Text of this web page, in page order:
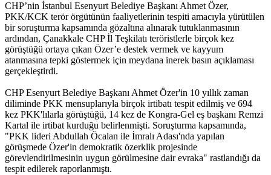
CHP’nin İstanbul Esenyurt Belediye Başkanı Ahmet Özer,
PKK/KCK terör örgütünün faaliyetlerinin tespiti amacıyla yürütülen
bir soruşturma kapsamında gözaltına alınarak tutuklanmasının
ardından, Çanakkale CHP İl Teşkilatı teröristlerle birçok kez
görüştüğü ortaya çıkan Özer’e destek vermek ve kayyum
atanmasına tepki göstermek için meydana inerek basın açıklaması
gerçekleştirdi.
CHP Esenyurt Belediye Başkanı Ahmet Özer'in 10 yıllık zaman
diliminde PKK mensuplarıyla birçok irtibatı tespit edilmiş ve 694
kez PKK'lılarla görüştüğü, 14 kez de Kongra-Gel eş başkanı Remzi
Kartal ile irtibat kurduğu belirlenmişti. Soruşturma kapsamında,
"PKK lideri Abdullah Öcalan ile İmralı Adası'nda yapılan
görüşmede Özer'in demokratik özerklik projesinde
görevlendirilmesinin uygun görülmesine dair evraka" rastlandığı da
tespit edilerek raporlanmıştı.